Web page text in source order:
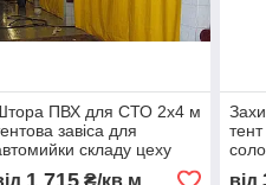
ПВХ для СТО 2x4 м
завіса для
складу цеху
захисна ПВХ штора від